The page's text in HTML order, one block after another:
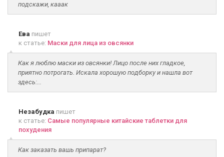
подскажи, кааак
Ева пишет
к статье: Маски для лица из овсянки
Как я люблю маски из овсянки! Лицо после них гладкое,
приятно потрогать. Искала хорошую подборку и нашла вот
здесь:...
Незабудка пишет
к статье: Самые популярные китайские таблетки для
похудения
Как заказать вашь припарат?